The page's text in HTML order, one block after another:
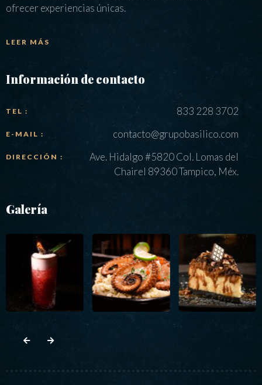
ofrecer experiencias únicas.
LEER MÁS
Información de contacto
TEL : 833 228 3702
E-MAIL : contacto@grupobasilico.com
DIRECCIÓN :
Ave. Hidalgo #5820 Col. Lomas del
Chairel 89360 Tampico, Méx.
Galería